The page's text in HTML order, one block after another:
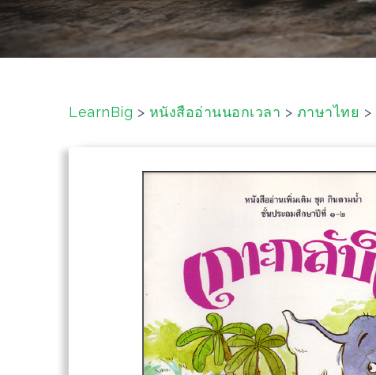
t
e
LearnBig > หนังสืออ่านนอกเวลา > ภาษาไทย >